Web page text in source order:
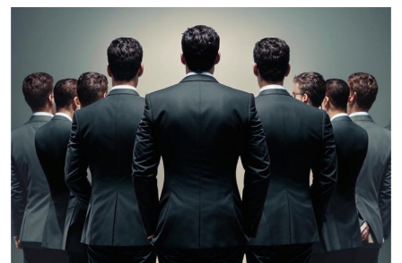
Подписка